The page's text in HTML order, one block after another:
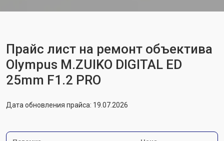
Прайс лист на ремонт объектива
Olympus M.ZUIKO DIGITAL ED
25mm F1.2 PRO
Дата обновления прайса: 19.07.2026